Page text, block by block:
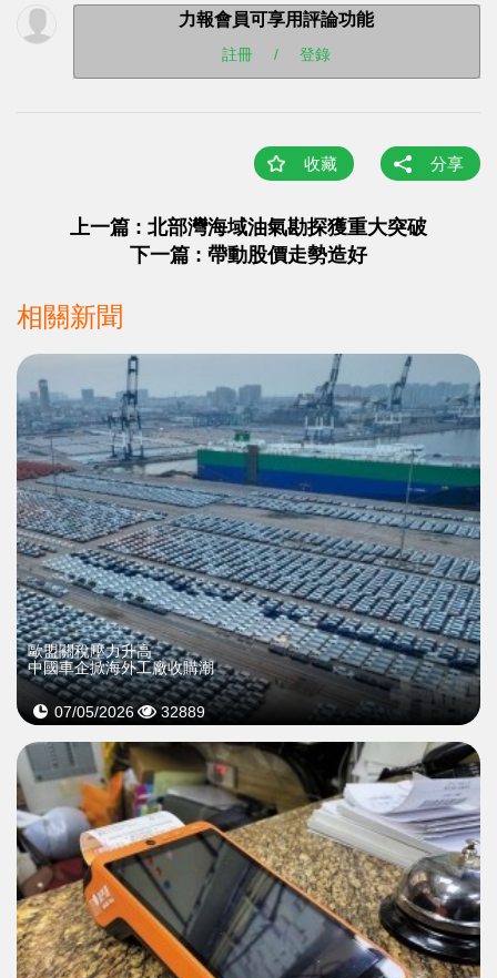
力報會員可享用評論功能
註冊 / 登錄
收藏 分享
上一篇 : 北部灣海域油氣勘探獲重大突破
下一篇 : 帶動股價走勢造好
相關新聞
歐盟關稅壓力升高
中國車企掀海外工廠收購潮
07/05/2026 32889